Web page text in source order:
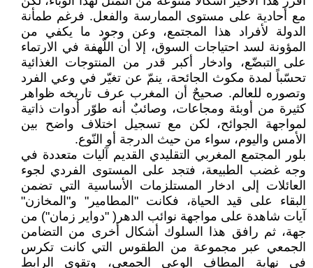
مع أحادية على مستوى الممارسة والفعل. فرغم طمأنة
الدولة لأفراد هذا المجتمع، وعن وجود ما يكفي من
المؤونة لسد احتياجات السوق، إلا أن اللّهفة في الارتماء
على التبضّع، وادخار أكبر قدر من المنتوجات الغذائية
تحسّباً لمدة مكوث الجائحة، ينمّ عن تغيّر في وعي الفرد
وتصوره للعالم. صحيحٌ أن المغرب عرف تاريخه ظواهر
كثيرة من أوبئة ومجاعات، وصائبٌ أنه طوّر أدوات ذاتية
لمواجهة الجوائح، لكن مع تسجيل اختلاف واضح بين
الأمس واليوم، سواء من حيث الدرجة أو النّوع.
بلور المجتمع المغربي التقليدي القديم آليات متعددة في
وجه غضب الطبيعة، فتجد على المستوى الفردي لجوء
العائلات إلى ادخار المستلزمات الأساسية التي تضمن
البقاء على قيد الحياة، فكانت "المطامير" و"المخازن"
آيات شاهدة على مواجهة نوائب الدهر( "دواير زمان") من
جهة، ثم رافق هذا السلوك أشكال أخرى من التضامن
الجمعي عبر مجموعة من الطقوس التي كانت تكرس
في نهاية المطاف الوعي الجمعي، وتقوي الرابط